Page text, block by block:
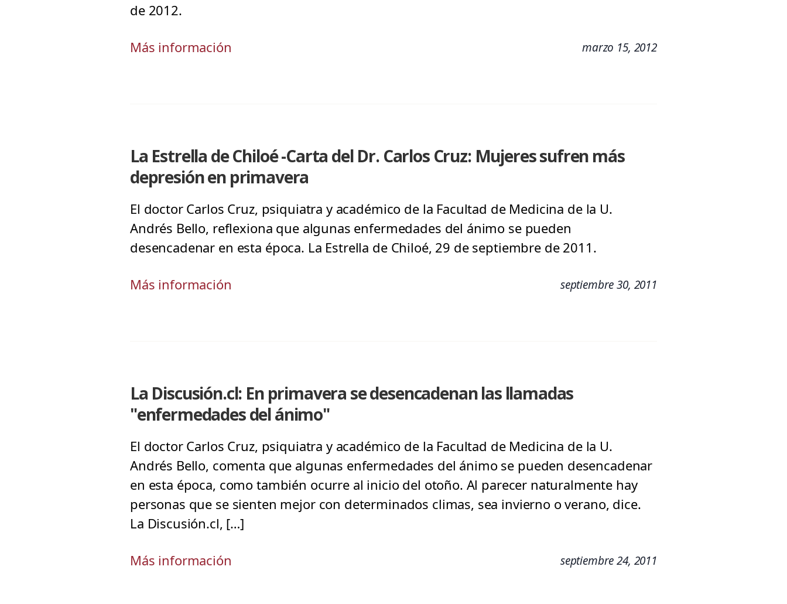
de 2012.
Más información marzo 15, 2012
La Estrella de Chiloé -Carta del Dr. Carlos Cruz: Mujeres sufren más
depresión en primavera
El doctor Carlos Cruz, psiquiatra y académico de la Facultad de Medicina de la U.
Andrés Bello, reflexiona que algunas enfermedades del ánimo se pueden
desencadenar en esta época. La Estrella de Chiloé, 29 de septiembre de 2011.
Más información septiembre 30, 2011
La Discusión.cl: En primavera se desencadenan las llamadas
"enfermedades del ánimo"
El doctor Carlos Cruz, psiquiatra y académico de la Facultad de Medicina de la U.
Andrés Bello, comenta que algunas enfermedades del ánimo se pueden desencadenar
en esta época, como también ocurre al inicio del otoño. Al parecer naturalmente hay
personas que se sienten mejor con determinados climas, sea invierno o verano, dice.
La Discusión.cl, […]
Más información septiembre 24, 2011